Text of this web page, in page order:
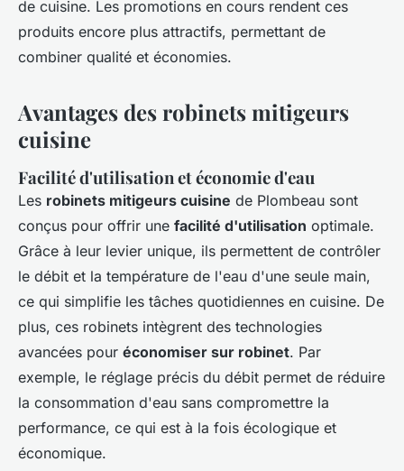
de cuisine. Les promotions en cours rendent ces
produits encore plus attractifs, permettant de
combiner qualité et économies.
Avantages des robinets mitigeurs
cuisine
Facilité d'utilisation et économie d'eau
Les robinets mitigeurs cuisine de Plombeau sont
conçus pour offrir une facilité d'utilisation optimale.
Grâce à leur levier unique, ils permettent de contrôler
le débit et la température de l'eau d'une seule main,
ce qui simplifie les tâches quotidiennes en cuisine. De
plus, ces robinets intègrent des technologies
avancées pour économiser sur robinet. Par
exemple, le réglage précis du débit permet de réduire
la consommation d'eau sans compromettre la
performance, ce qui est à la fois écologique et
économique.